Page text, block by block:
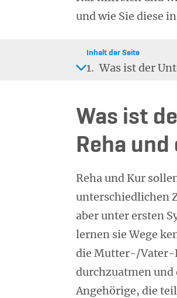
und wie Sie diese
Inhalt der Seite
1. Was ist der
Was ist
Reha
Reha und Kur
unterschiedlichen
aber unter ersten
lernen sie Wege
die Mutter-/Vater-
durchzuatmen und
Angehörige, die